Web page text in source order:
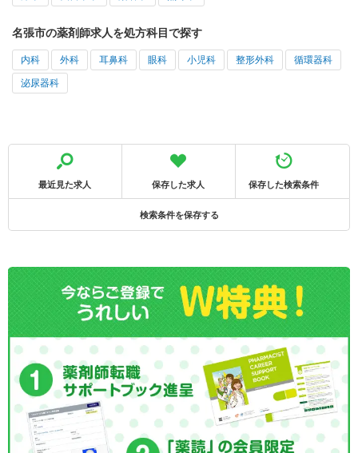
名張市の薬剤師求人を処方科目で探す
内科 外科 耳鼻科 眼科 小児科 整形外科 循環器科
泌尿器科
最近見た求人 保存した求人 保存した検索条件
検索条件を保存する